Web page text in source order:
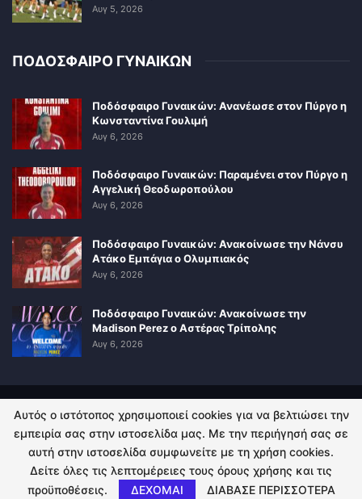
Αυγ 5, 2026
ΠΟΔΟΣΦΑΙΡΟ ΓΥΝΑΙΚΩΝ
Ποδόσφαιρο Γυναικών: Ανανέωσε στον Πύργο η
Κωνσταντίνα Γουλιμή
Αυγ 6, 2026
Ποδόσφαιρο Γυναικών: Παραμένει στον Πύργο η
Αγγελική Θεοδωροπούλου
Αυγ 6, 2026
Ποδόσφαιρο Γυναικών: Ανακοίνωσε την Νάνσυ
Ατάκο Εμπάγια ο Ολυμπιακός
Αυγ 6, 2026
Ποδόσφαιρο Γυναικών: Ανακοίνωσε την
Madison Perez ο Αστέρας Τρίπολης
Αυγ 6, 2026
ΠΟΛΙΤΙΚΗ ΑΠΟΡΡΗΤΟΥ ΕΠΙΚΟΙΝΩΝΙΑ
© 2026 - Kingsport.gr. All Rights Reserved.
Αυτός ο ιστότοπος χρησιμοποιεί cookies για να βελτιώσει την
εμπειρία σας στην ιστοσελίδα μας. Με την περιήγησή σας σε
αυτή στην ιστοσελίδα συμφωνείτε με τη χρήση cookies.
Δείτε όλες τις λεπτομέρειες τους όρους χρήσης και τις
προϋποθέσεις.
ΔΕΧΟΜΑΙ ΔΙΑΒΑΣΕ ΠΕΡΙΣΣΟΤΕΡΑ